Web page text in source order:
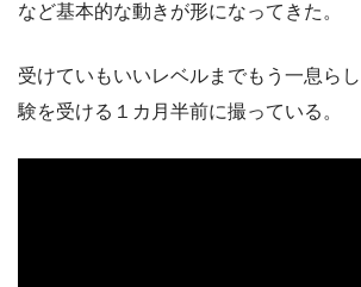
など基本的な動きが形になってきた。
受けていもいいレベルまでもう一息ら
験を受ける１カ月半前に撮っている。